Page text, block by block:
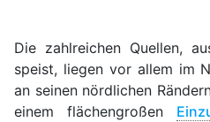
Die zahlreichen Quellen,
speist, liegen vor allem im
an seinen nördlichen
einem flächengroßen